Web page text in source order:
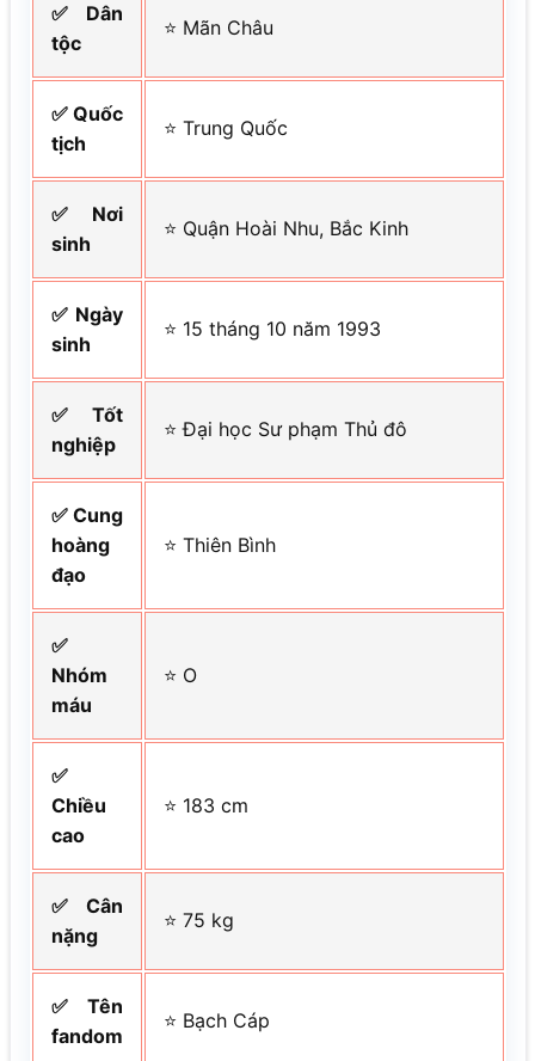
✅ Dân
tộc
⭐ Mãn Châu
✅ Quốc
tịch
⭐ Trung Quốc
✅ Nơi
sinh
⭐ Quận Hoài Nhu, Bắc Kinh
✅ Ngày
sinh
⭐ 15 tháng 10 năm 1993
✅ Tốt
nghiệp
⭐ Đại học Sư phạm Thủ đô
✅ Cung
hoàng
đạo
⭐ Thiên Bình
✅
Nhóm
máu
⭐ O
✅
Chiều
cao
⭐ 183 cm
✅ Cân
nặng
⭐ 75 kg
✅ Tên
fandom
⭐ Bạch Cáp